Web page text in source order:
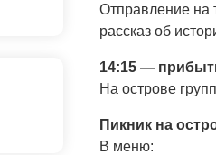
Отправление на
рассказ об
14:15 —
На острове
Пикник на
В меню: